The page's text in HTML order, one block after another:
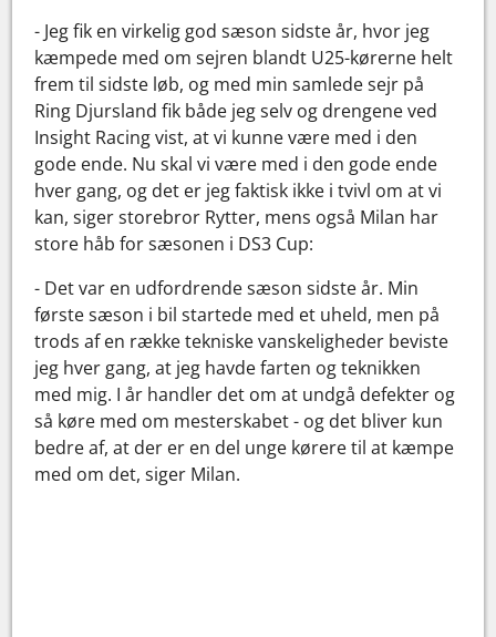
- Jeg fik en virkelig god sæson sidste år, hvor jeg
kæmpede med om sejren blandt U25-kørerne helt
frem til sidste løb, og med min samlede sejr på
Ring Djursland fik både jeg selv og drengene ved
Insight Racing vist, at vi kunne være med i den
gode ende. Nu skal vi være med i den gode ende
hver gang, og det er jeg faktisk ikke i tvivl om at vi
kan, siger storebror Rytter, mens også Milan har
store håb for sæsonen i DS3 Cup:
- Det var en udfordrende sæson sidste år. Min
første sæson i bil startede med et uheld, men på
trods af en række tekniske vanskeligheder beviste
jeg hver gang, at jeg havde farten og teknikken
med mig. I år handler det om at undgå defekter og
så køre med om mesterskabet - og det bliver kun
bedre af, at der er en del unge kørere til at kæmpe
med om det, siger Milan.